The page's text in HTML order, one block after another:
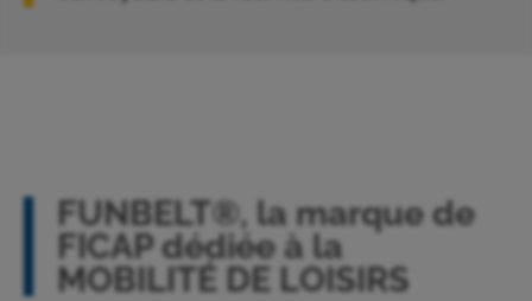
FUNBELT®, la marque de
FICAP dédiée à la
MOBILITÉ DE LOISIRS